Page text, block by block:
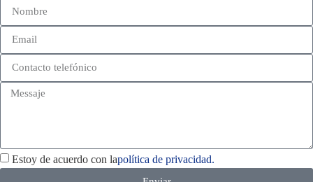
Estoy de acuerdo con lapolítica de privacidad.